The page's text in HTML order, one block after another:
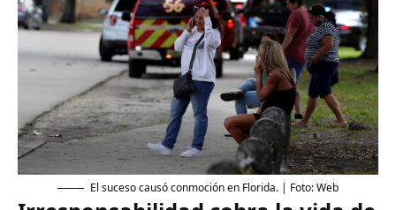
El suceso causó conmoción en Florida. | Foto: Web